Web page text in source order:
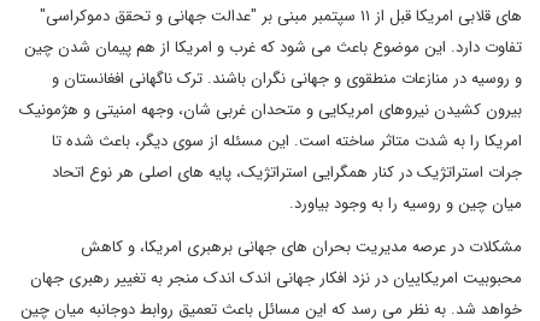
های قلابی امریکا قبل از ۱۱ سپتمبر مبنی بر "عدالت جهانی و تحقق دموکراسی"
تفاوت دارد. این موضوع باعث می شود که غرب و امریکا از هم پیمان شدن چین
و روسیه در منازعات منطقوی و جهانی نگران باشند. ترک ناگهانی افغانستان و
بیرون کشیدن نیروهای امریکایی و متحدان غربی شان، وجهه امنیتی و هژمونیک
امریکا را به شدت متاثر ساخته است. این مسئله از سوی دیگر، باعث شده تا
جرات استراتژیک در کنار همگرایی استراتژیک، پایه های اصلی هر نوع اتحاد
میان چین و روسیه را به وجود بیاورد.
مشکلات در عرصه مدیریت بحران های جهانی برهبری امریکا، و کاهش
محبوبیت امریکاییان در نزد افکار جهانی اندک اندک منجر به تغییر رهبری جهان
خواهد شد. به نظر می رسد که این مسائل باعث تعمیق روابط دوجانبه میان چین